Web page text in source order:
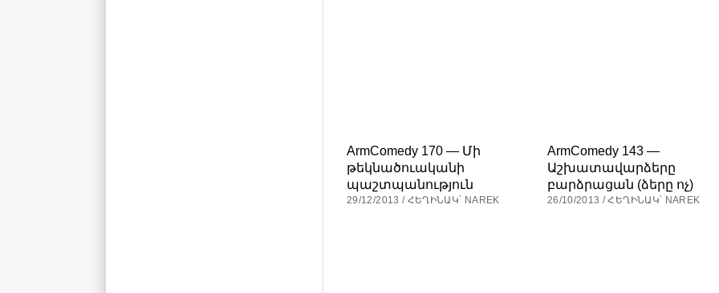
ArmComedy 170 — Մի
թեկնածուականի
պաշտպանություն
29/12/2013 / ՀԵՂԻՆԱԿ՝ NAREK
ArmComedy 143 —
Աշխատավարձերը
բարձրացան (ձերը ոչ)
26/10/2013 / ՀԵՂԻՆԱԿ՝ NAREK